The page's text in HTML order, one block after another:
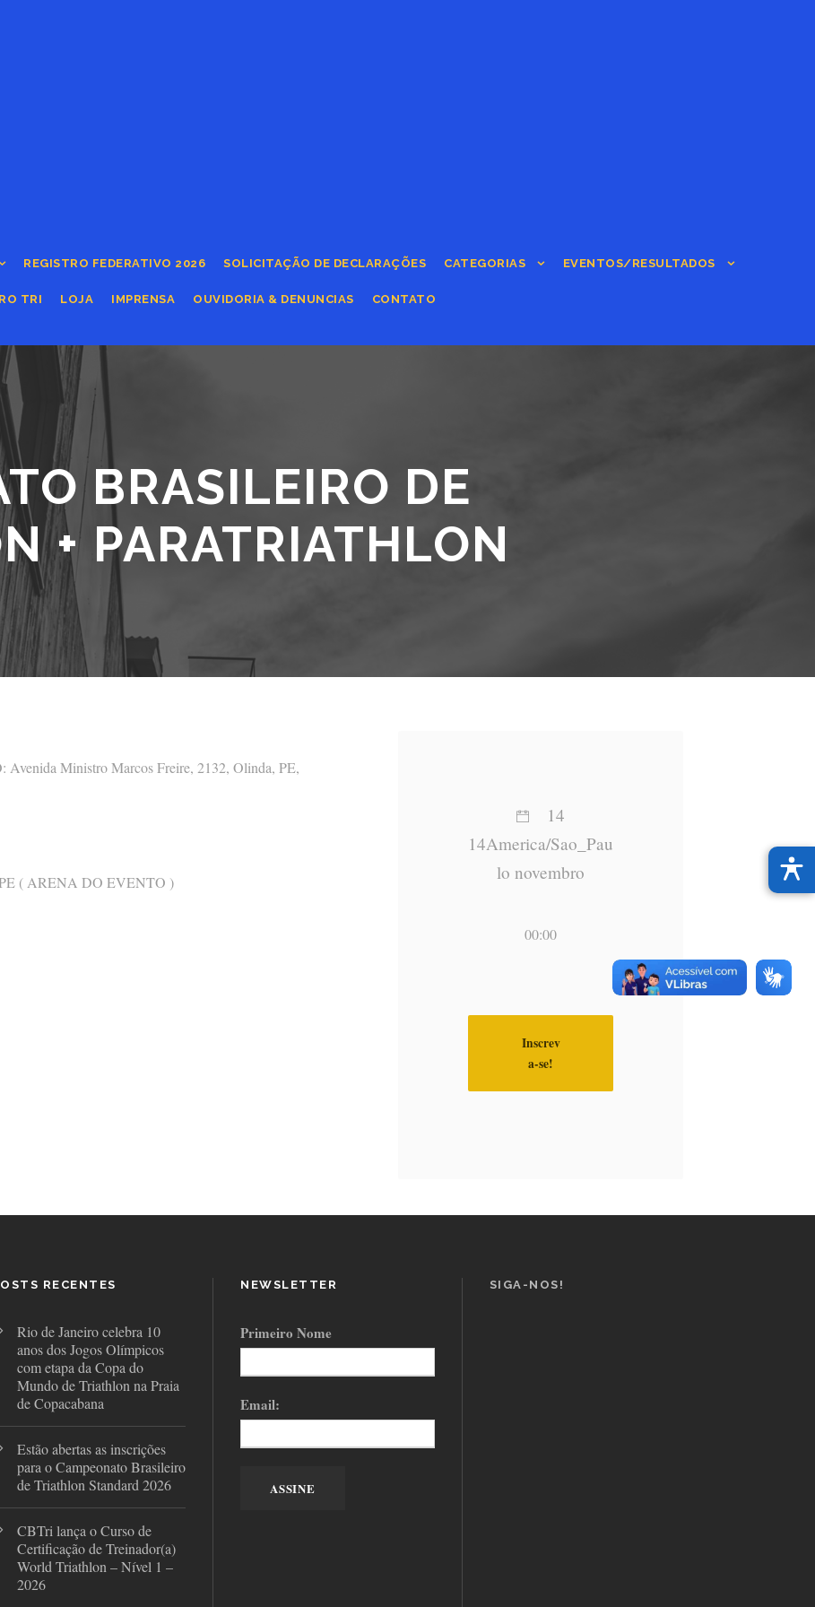
REGISTRO FEDERATIVO 2026 SOLICITAÇÃO DE DECLARAÇÕES CATEGORIAS EVENTOS/RESULTADOS
TRI LOJA IMPRENSA OUVIDORIA & DENUNCIAS CONTATO
BRASILEIRO DE
+ PARATRIATHLON
Ministro Marcos Freire, 2132, Olinda, PE,
( ARENA DO EVENTO )
14
14America/Sao_Pau
lo novembro
00:00
Inscrev
a-se!
RECENTES
Rio de Janeiro celebra 10
anos dos Jogos Olímpicos
com etapa da Copa do
Mundo de Triathlon na Praia
de Copacabana
Estão abertas as inscrições
para o Campeonato Brasileiro
de Triathlon Standard 2026
CBTri lança o Curso de
Certificação de Treinador(a)
World Triathlon – Nível 1 –
2026
NEWSLETTER
Primeiro Nome
Email:
SIGA-NOS!